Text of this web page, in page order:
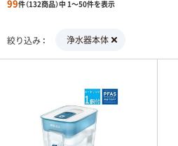
99件（132商品）中 1～50件を表示
絞り込み 浄水器本体